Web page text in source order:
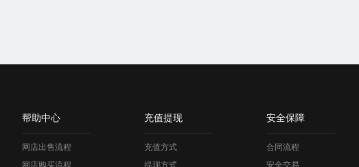
帮助中心
网店出售流程
网店购买流程
充值提现
充值方式
提现方式
安全保障
合同流程
安全交易